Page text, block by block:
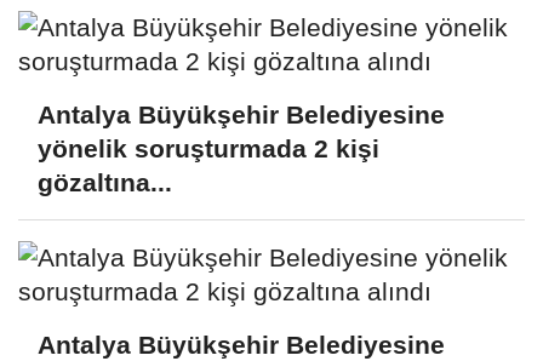
Antalya Büyükşehir Belediyesine
yönelik soruşturmada 2 kişi
gözaltına...
Antalya Büyükşehir Belediyesine